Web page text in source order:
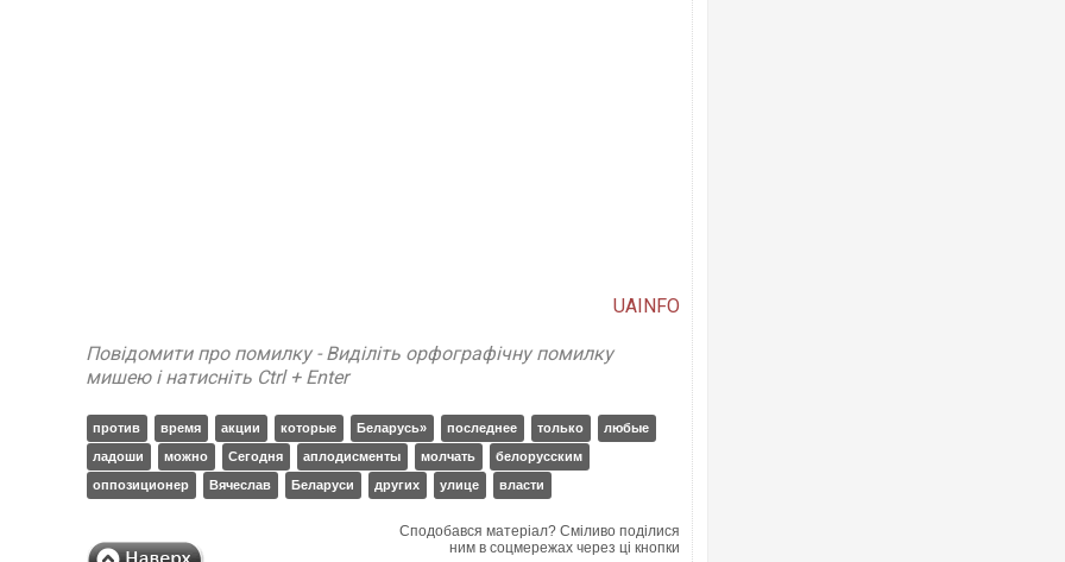
UAINFO
Повідомити про помилку - Виділіть орфографічну помилку
мишею і натисніть Ctrl + Enter
против время акции которые Беларусь» последнее только
любые
ладоши
можно Сегодня аплодисменты молчать
белорусским
оппозиционер
Вячеслав Беларуси других улице власти
Сподобався матеріал? Сміливо поділися
ним в соцмережах через ці кнопки